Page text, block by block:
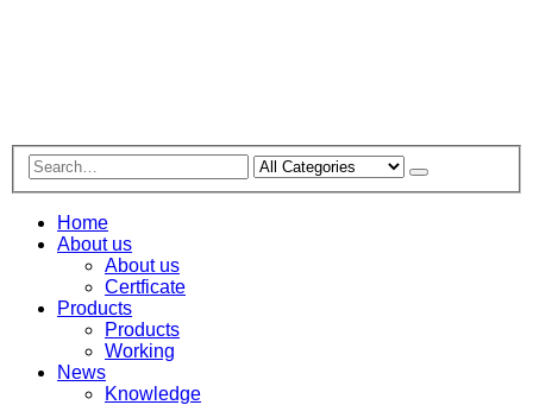
Home
About us
About us
Certficate
Products
Products
Working
News
Knowledge